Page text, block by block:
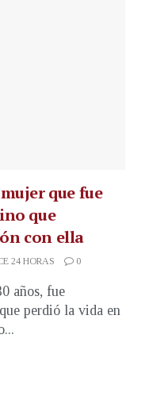
que fue
que
con ella
24 HORAS 0
años, fue
perdió la vida en